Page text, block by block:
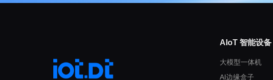
AIoT 智能设备
大模型一体机
AI边缘盒子